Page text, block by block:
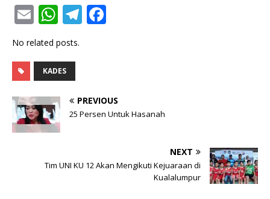
E
m
ai
W
at
s
A
p
p
T
ra
m
b
o
No related posts.
KADES
PREVIOUS
25 Persen Untuk Hasanah
NEXT
Tim UNI KU 12 Akan Mengikuti Kejuaraan di
Kualalumpur